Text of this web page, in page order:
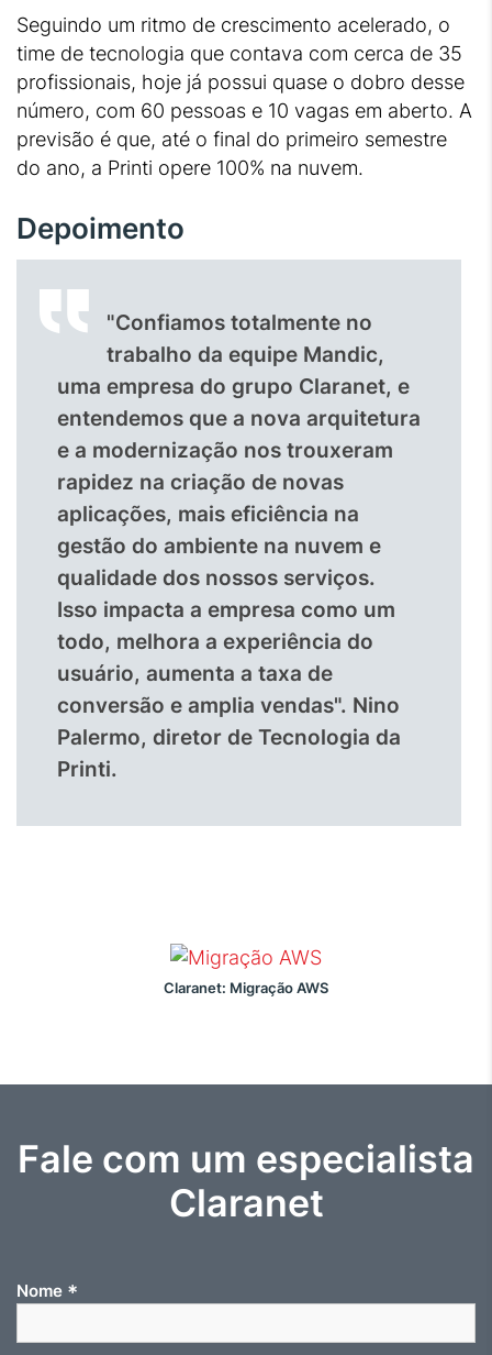
Seguindo um ritmo de crescimento acelerado, o
time de tecnologia que contava com cerca de 35
profissionais, hoje já possui quase o dobro desse
número, com 60 pessoas e 10 vagas em aberto. A
previsão é que, até o final do primeiro semestre
do ano, a Printi opere 100% na nuvem.
Depoimento
"Confiamos totalmente no
trabalho da equipe Mandic,
uma empresa do grupo Claranet, e
entendemos que a nova arquitetura
e a modernização nos trouxeram
rapidez na criação de novas
aplicações, mais eficiência na
gestão do ambiente na nuvem e
qualidade dos nossos serviços.
Isso impacta a empresa como um
todo, melhora a experiência do
usuário, aumenta a taxa de
conversão e amplia vendas". Nino
Palermo, diretor de Tecnologia da
Printi.
Claranet: Migração AWS
Fale com um especialista
Claranet
Nome *